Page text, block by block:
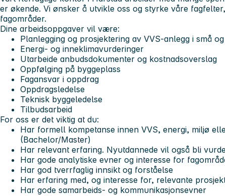
er økende. Vi ønsker å utvikle oss og styrke våre
fagområder.
Dine arbeidsoppgaver vil være:
Planlegging og prosjektering av VVS-anlegg i små
Energi- og inneklimavurderinger
Utarbeide anbudsdokumenter og kostnadsoverslag
Oppfølging på byggeplass
Fagansvar i oppdrag
Oppdragsledelse
Teknisk byggeledelse
Tilbudsarbeid
For oss er det viktig at du:
Har formell kompetanse innen VVS, energi, miljø
(Bachelor/Master)
Har relevant erfaring. Nyutdannede vil også bli
Har gode analytiske evner og interesse for
Har god tverrfaglig innsikt og forståelse
Har erfaring med, og interesse for, relevante
Har gode samarbeids- og kommunikasjonsevner